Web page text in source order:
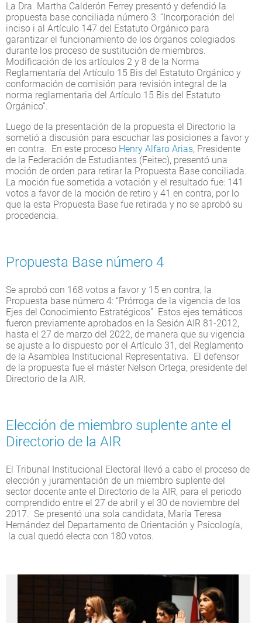
La Dra. Martha Calderón Ferrey presentó y defendió la
propuesta base conciliada número 3: “Incorporación del
inciso i al Artículo 147 del Estatuto Orgánico para
garantizar el funcionamiento de los órganos colegiados
durante los proceso de sustitución de miembros.
Modificación de los artículos 2 y 8 de la Norma
Reglamentaría del Artículo 15 Bis del Estatuto Orgánico y
conformación de comisión para revisión integral de la
norma reglamentaria del Artículo 15 Bis del Estatuto
Orgánico”.
Luego de la presentación de la propuesta el Directorio la
sometió a discusión para escuchar las posiciones a favor y
en contra. En este proceso Henry Alfaro Arias, Presidente
de la Federación de Estudiantes (Feitec), presentó una
moción de orden para retirar la Propuesta Base conciliada.
La moción fue sometida a votación y el resultado fue: 141
votos a favor de la moción de retiro y 41 en contra, por lo
que la esta Propuesta Base fue retirada y no se aprobó su
procedencia.
Propuesta Base número 4
Se aprobó con 168 votos a favor y 15 en contra, la
Propuesta base número 4: “Prórroga de la vigencia de los
Ejes del Conocimiento Estratégicos” Estos ejes temáticos
fueron previamente aprobados en la Sesión AIR 81-2012,
hasta el 27 de marzo del 2022, de manera que su vigencia
se ajuste a lo dispuesto por el Artículo 31, del Reglamento
de la Asamblea Institucional Representativa. El defensor
de la propuesta fue el máster Nelson Ortega, presidente del
Directorio de la AIR.
Elección de miembro suplente ante el
Directorio de la AIR
El Tribunal Institucional Electoral llevó a cabo el proceso de
elección y juramentación de un miembro suplente del
sector docente ante el Directorio de la AIR, para el periodo
comprendido entre el 27 de abril y el 30 de noviembre del
2017. Se presentó una sola candidata, María Teresa
Hernández del Departamento de Orientación y Psicología,
la cual quedó electa con 180 votos.